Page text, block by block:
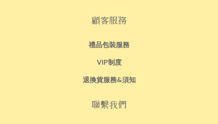
顧客服務
禮品包裝服務
VIP制度
退換貨服務&須知
聯繫我們